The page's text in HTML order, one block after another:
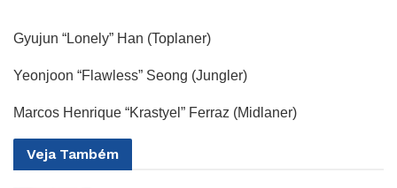
Gyujun “Lonely” Han (Toplaner)
Yeonjoon “Flawless” Seong (Jungler)
Marcos Henrique “Krastyel” Ferraz (Midlaner)
Veja Também